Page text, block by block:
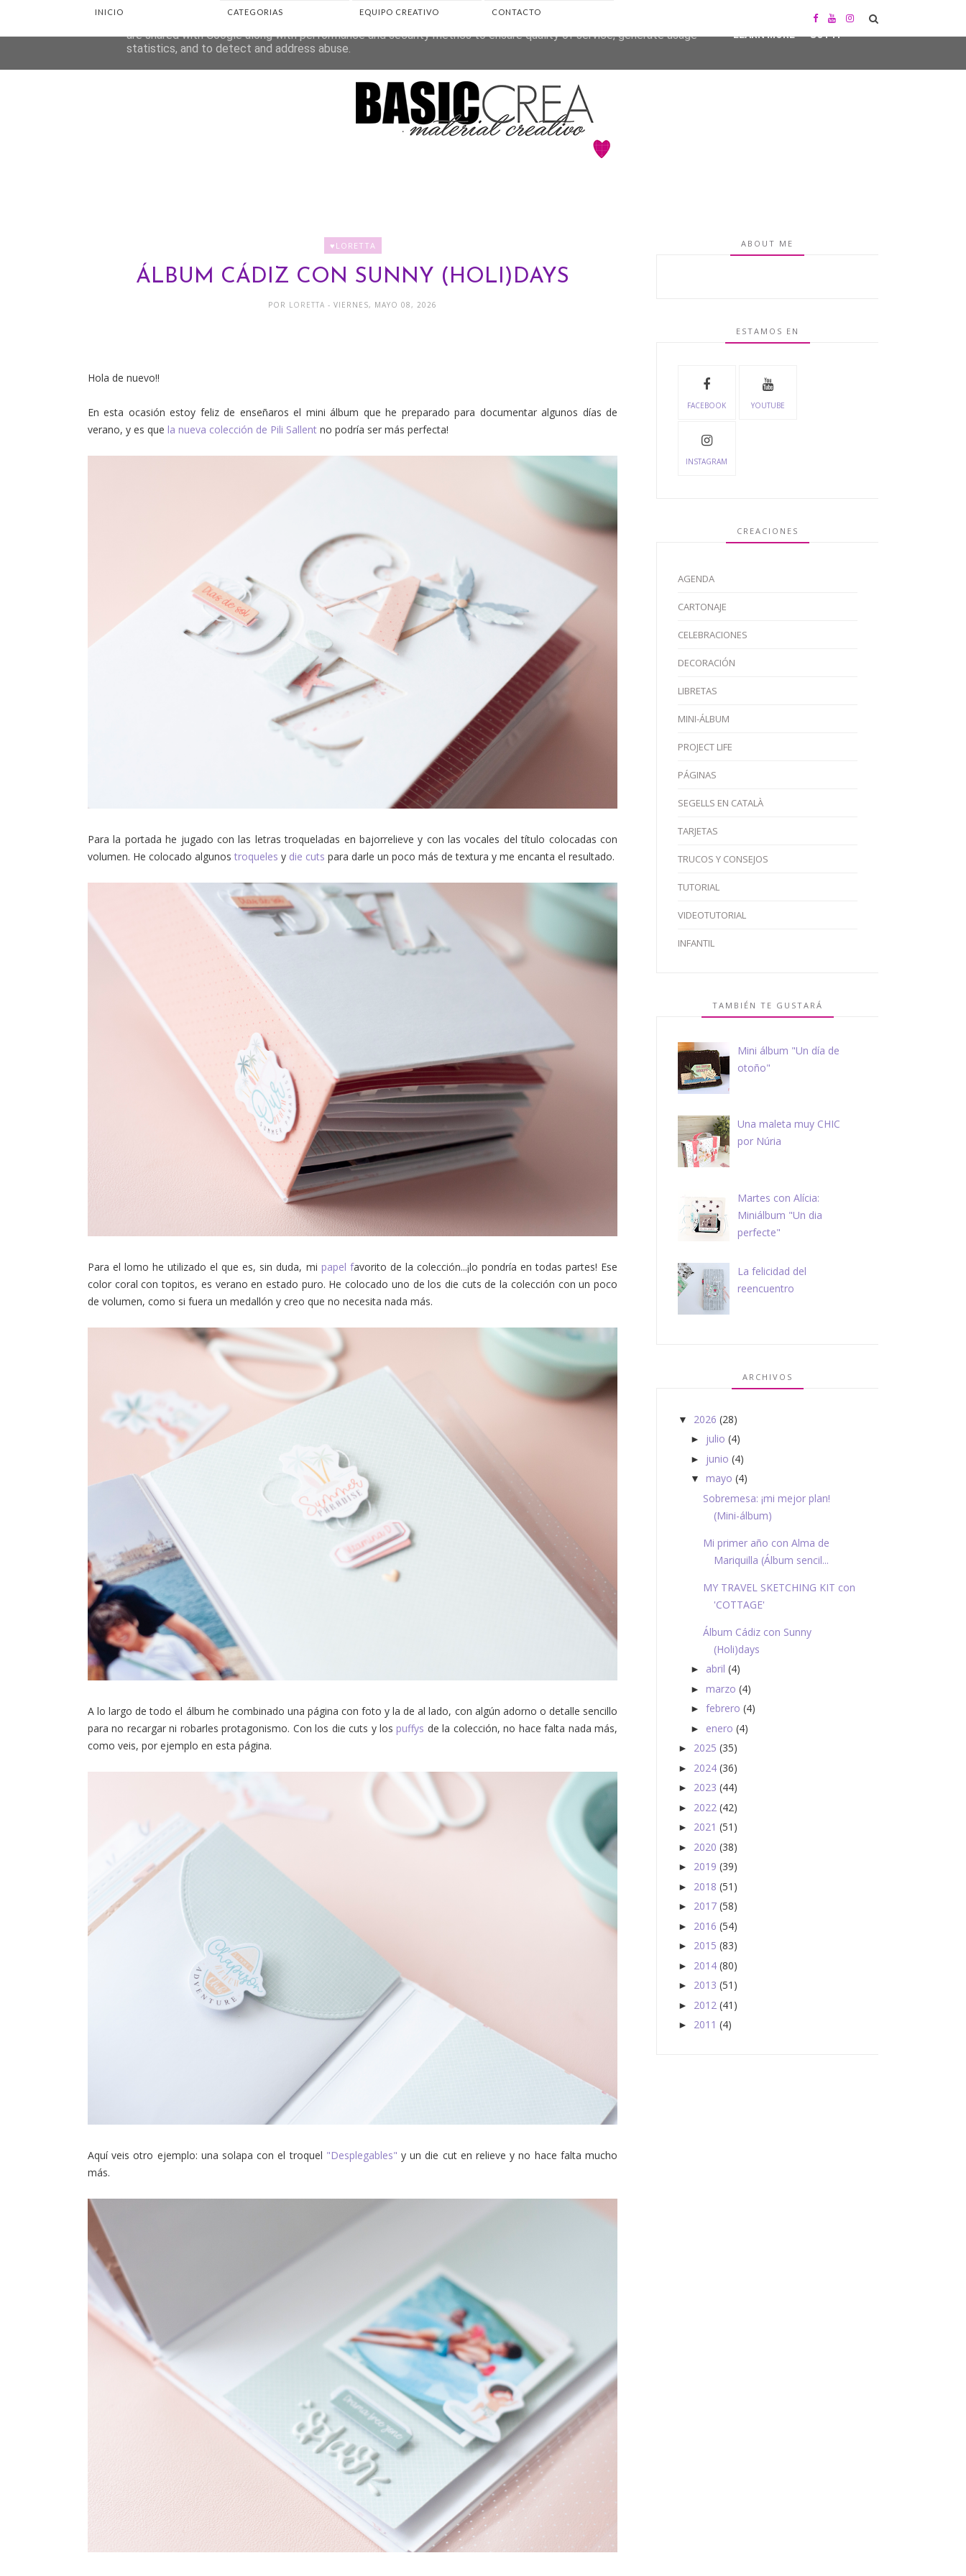
INICIO CATEGORIAS EQUIPO CREATIVO CONTACTO
♥LORETTA
ÁLBUM CÁDIZ CON SUNNY (HOLI)DAYS
POR LORETTA - VIERNES, MAYO 08, 2026
Hola de nuevo!!
En esta ocasión estoy feliz de enseñaros el mini álbum que he preparado para documentar algunos días de
verano, y es que la nueva colección de Pili Sallent no podría ser más perfecta!
Para la portada he jugado con las letras troqueladas en bajorrelieve y con las vocales del título colocadas con
volumen. He colocado algunos troqueles y die cuts para darle un poco más de textura y me encanta el resultado.
Para el lomo he utilizado el que es, sin duda, mi papel favorito de la colección...¡lo pondría en todas partes! Ese
color coral con topitos, es verano en estado puro. He colocado uno de los die cuts de la colección con un poco
de volumen, como si fuera un medallón y creo que no necesita nada más.
A lo largo de todo el álbum he combinado una página con foto y la de al lado, con algún adorno o detalle sencillo
para no recargar ni robarles protagonismo. Con los die cuts y los puffys de la colección, no hace falta nada más,
como veis, por ejemplo en esta página.
Aquí veis otro ejemplo: una solapa con el troquel "Desplegables"y un die cut en relieve y no hace falta mucho
más.
ABOUT ME
ESTAMOS EN
FACEBOOK YOUTUBE
INSTAGRAM
CREACIONES
AGENDA
CARTONAJE
CELEBRACIONES
DECORACIÓN
LIBRETAS
MINI-ÁLBUM
PROJECT LIFE
PÁGINAS
SEGELLS EN CATALÀ
TARJETAS
TRUCOS Y CONSEJOS
TUTORIAL
VIDEOTUTORIAL
INFANTIL
TAMBIÉN TE GUSTARÁ
Mini álbum "Un día de
otoño"
Una maleta muy CHIC
por Núria
Martes con Alícia:
Miniálbum "Un dia
perfecte"
La felicidad del
reencuentro
ARCHIVOS
▼ 2026 (28)
► julio (4)
► junio (4)
▼ mayo (4)
Sobremesa: ¡mi mejor plan!
(Mini-álbum)
Mi primer año con Alma de
Mariquilla (Álbum sencil...
MY TRAVEL SKETCHING KIT con
'COTTAGE'
Álbum Cádiz con Sunny
(Holi)days
► abril (4)
► marzo (4)
► febrero (4)
► enero (4)
► 2025 (35)
► 2024 (36)
► 2023 (44)
► 2022 (42)
► 2021 (51)
► 2020 (38)
► 2019 (39)
► 2018 (51)
► 2017 (58)
► 2016 (54)
► 2015 (83)
► 2014 (80)
► 2013 (51)
► 2012 (41)
► 2011 (4)
This site uses cookies from Google to deliver its services and to analyze traffic. Your IP address and user-agent
are shared with Google along with performance and security metrics to ensure quality of service, generate usage
statistics, and to detect and address abuse.
LEARN MORE GOT IT